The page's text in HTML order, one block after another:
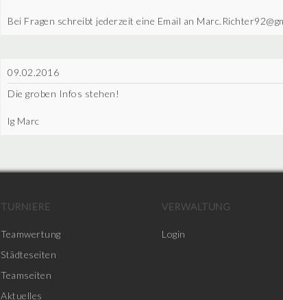
Bei Fragen schreibt jederzeit eine Email an
09.02.2016
Die groben Infos stehen!
lg Marc
TURNIERE
Teamwertung
Städteseiten
Teamseiten
Aktuelles
VERWALTUNG
Login